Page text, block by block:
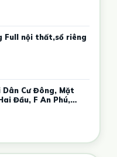
Full nội thất,sổ riêng
Dân Cư Đông, Mặt
Đầu, F An Phú,